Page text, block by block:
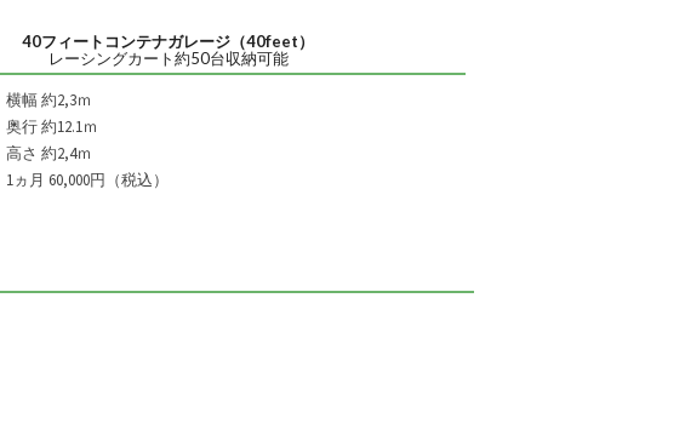
40フィートコンテナガレージ（40feet）
レーシングカート約50台収納可能
横幅 約2,3ｍ
奥行 約12.1ｍ
高さ 約2,4ｍ
1ヵ月 60,000円（税込）